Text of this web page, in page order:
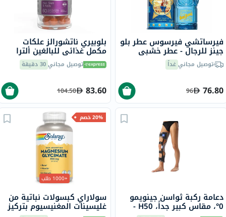
فيرساتشي فيرسوس عطر بلو
جينز للرجال - عطر خشبي
وحمضي 75 مل
توصيل مجانيغداً
76.80
96
بلوبيري ناتشورالز علكات
مكمل غذائي للبالغين ألترا
كولاجين + فيتامين سي
وبيوتين، حزمة 60
توصيل مجاني30 دقيقة
83.60
104.50
دعامة ركبة ثواسن جينويمو
0°، مقاس كبير جداً، H50 -
20% خصم
+1000 طلب
سولاراي كبسولات نباتية من
غليسينات المغنيسيوم بتركيز